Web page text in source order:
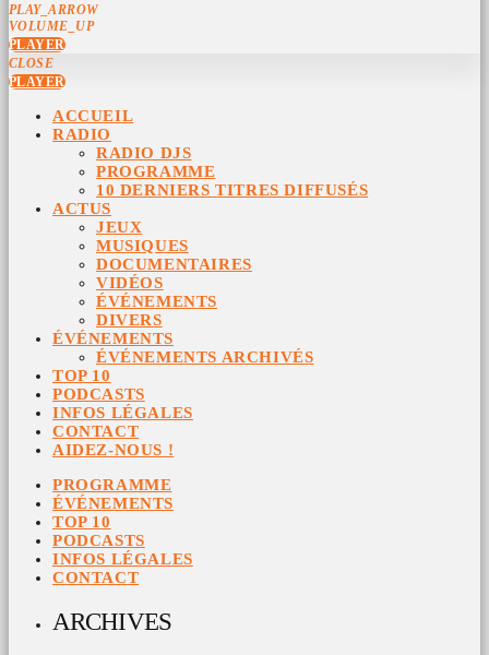
PLAY_ARROW
VOLUME_UP
PLAYER
CLOSE
PLAYER
ACCUEIL
RADIO
RADIO DJS
PROGRAMME
10 DERNIERS TITRES DIFFUSÉS
ACTUS
JEUX
MUSIQUES
DOCUMENTAIRES
VIDÉOS
ÉVÉNEMENTS
DIVERS
ÉVÉNEMENTS
ÉVÉNEMENTS ARCHIVÉS
TOP 10
PODCASTS
INFOS LÉGALES
CONTACT
AIDEZ-NOUS !
PROGRAMME
ÉVÉNEMENTS
TOP 10
PODCASTS
INFOS LÉGALES
CONTACT
ARCHIVES